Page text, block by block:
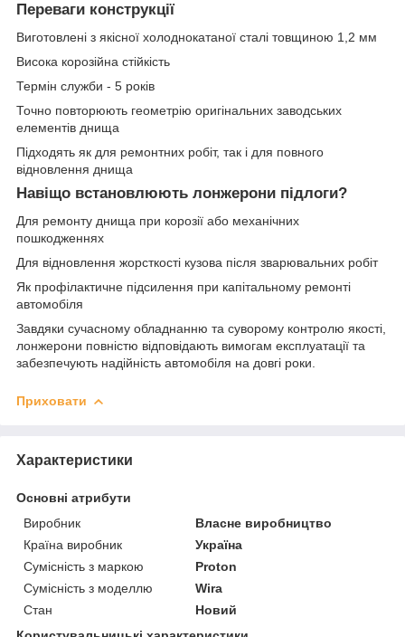
Переваги конструкції
Виготовлені з якісної холоднокатаної сталі товщиною 1,2 мм
Висока корозійна стійкість
Термін служби - 5 років
Точно повторюють геометрію оригінальних заводських
елементів днища
Підходять як для ремонтних робіт, так і для повного
відновлення днища
Навіщо встановлюють лонжерони підлоги?
Для ремонту днища при корозії або механічних
пошкодженнях
Для відновлення жорсткості кузова після зварювальних робіт
Як профілактичне підсилення при капітальному ремонті
автомобіля
Завдяки сучасному обладнанню та суворому контролю якості,
лонжерони повністю відповідають вимогам експлуатації та
забезпечують надійність автомобіля на довгі роки.
Приховати
Характеристики
Основні атрибути
Виробник
Власне виробництво
Країна виробник
Україна
Сумісність з маркою
Proton
Сумісність з моделлю
Wira
Стан
Новий